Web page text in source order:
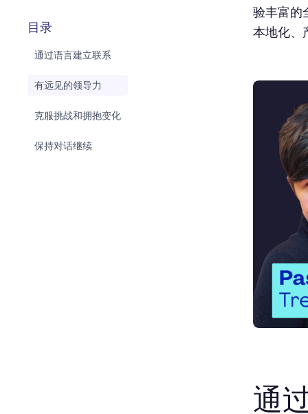
目录
通过语言建立联系
有远见的领导力
克服挑战和拥抱变化
保持对话继续
验丰富的
本地化、
通